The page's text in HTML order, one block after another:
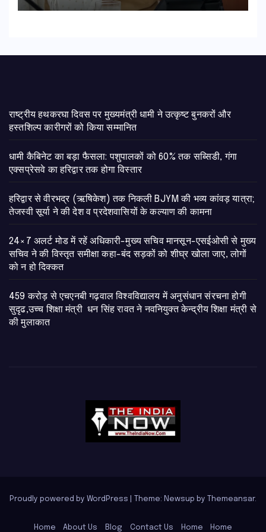
राष्ट्रीय हथकरघा दिवस पर मुख्यमंत्री धामी ने उत्कृष्ट बुनकरों और
हस्तशिल्प कारीगरों को किया सम्मानित
​धामी कैबिनेट का बड़ा फैसला: पशुपालकों को 60% तक सब्सिडी, गंगा
एक्सप्रेसवे का हरिद्वार तक होगा विस्तार
​हरिद्वार से वीरभद्र (ऋषिकेश) तक निकली BJYM की भव्य कांवड़ यात्रा;
तेजस्वी सूर्या ने की देश व प्रदेशवासियों के कल्याण की कामना
24×7 अलर्ट मोड में रहें अधिकारी-मुख्य सचिव मानसून-एसईओसी से मुख्य
सचिव ने की विस्तृत समीक्षा कहा-बंद सड़कों को शीघ्र खोला जाए, लोगों
को न हो दिक्कत
459 करोड़ से एचएनबी गढ़वाल विश्वविद्यालय में अनुसंधान संरचना होगी
सुदृढ,उच्च शिक्षा मंत्री धन सिंह रावत ने नवनियुक्त केन्द्रीय शिक्षा मंत्री से
की मुलाकात
Proudly powered by WordPress Theme: Newsup by Themeansar.
Home About Us Blog Contact Us Home Home